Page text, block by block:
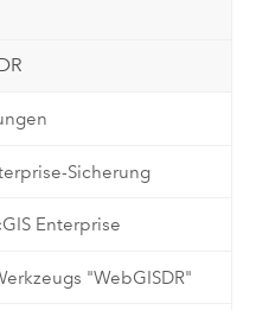
Sicherung
Enterprise
"WebGISDR"